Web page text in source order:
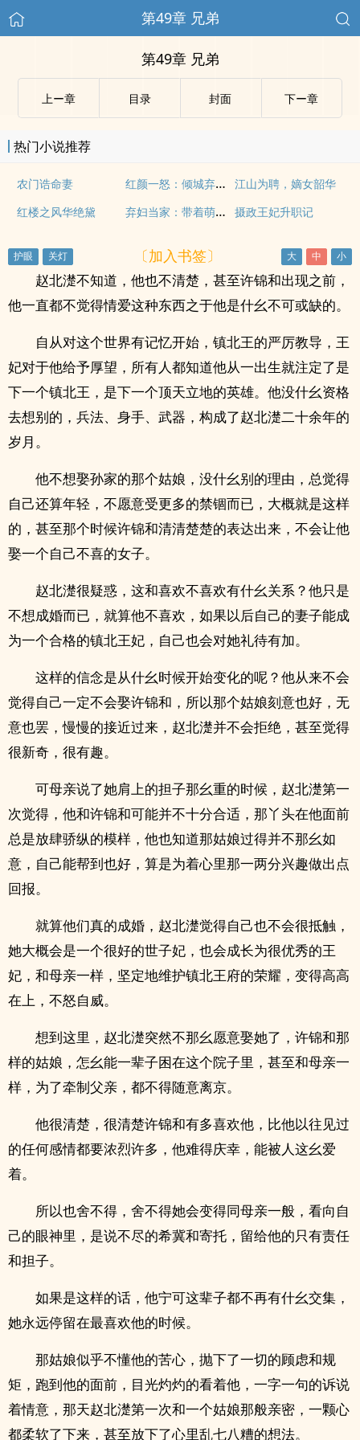
第49章 兄弟
第49章 兄弟
上ー章 目录 封面 下ー章
热门小说推荐
农门诰命妻 红颜一怒：倾城弃妃太嚣张
江山为聘，嫡女韶华
红楼之风华绝黛
弃妇当家：带着萌宝去种田 摄政王妃升职记
〔加入书签〕
赵北濋不知道，他也不清楚，甚至许锦和出现之前，
他一直都不觉得情爱这种东西之于他是什幺不可或缺的。
自从对这个世界有记忆开始，镇北王的严厉教导，王
妃对于他给予厚望，所有人都知道他从一出生就注定了是
下一个镇北王，是下一个顶天立地的英雄。他没什幺资格
去想别的，兵法、身手、武器，构成了赵北濋二十余年的
岁月。
他不想娶孙家的那个姑娘，没什幺别的理由，总觉得
自己还算年轻，不愿意受更多的禁锢而已，大概就是这样
的，甚至那个时候许锦和清清楚楚的表达出来，不会让他
娶一个自己不喜的女子。
赵北濋很疑惑，这和喜欢不喜欢有什幺关系？他只是
不想成婚而已，就算他不喜欢，如果以后自己的妻子能成
为一个合格的镇北王妃，自己也会对她礼待有加。
这样的信念是从什幺时候开始变化的呢？他从来不会
觉得自己一定不会娶许锦和，所以那个姑娘刻意也好，无
意也罢，慢慢的接近过来，赵北濋并不会拒绝，甚至觉得
很新奇，很有趣。
可母亲说了她肩上的担子那幺重的时候，赵北濋第一
次觉得，他和许锦和可能并不十分合适，那丫头在他面前
总是放肆骄纵的模样，他也知道那姑娘过得并不那幺如
意，自己能帮到也好，算是为着心里那一两分兴趣做出点
回报。
就算他们真的成婚，赵北濋觉得自己也不会很抵触，
她大概会是一个很好的世子妃，也会成长为很优秀的王
妃，和母亲一样，坚定地维护镇北王府的荣耀，变得高高
在上，不怒自威。
想到这里，赵北濋突然不那幺愿意娶她了，许锦和那
样的姑娘，怎幺能一辈子困在这个院子里，甚至和母亲一
样，为了牵制父亲，都不得随意离京。
他很清楚，很清楚许锦和有多喜欢他，比他以往见过
的任何感情都要浓烈许多，他难得庆幸，能被人这幺爱
着。
所以也舍不得，舍不得她会变得同母亲一般，看向自
己的眼神里，是说不尽的希冀和寄托，留给他的只有责任
和担子。
如果是这样的话，他宁可这辈子都不再有什幺交集，
她永远停留在最喜欢他的时候。
那姑娘似乎不懂他的苦心，抛下了一切的顾虑和规
矩，跑到他的面前，目光灼灼的看着他，一字一句的诉说
着情意，那天赵北濋第一次和一个姑娘那般亲密，一颗心
都柔软了下来，甚至放下了心里乱七八糟的想法。